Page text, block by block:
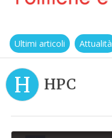
Ultimi articoli Attualità
H HPC